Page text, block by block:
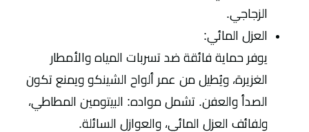
الزجاجي.
العزل المائي:
يوفر حماية فائقة ضد تسربات المياه والأمطار
الغزيرة، ويُطيل من عمر ألواح الشينكو ويمنع تكون
الصدأ والعفن. تشمل مواده: البيتومين المطاطي،
ولفائف العزل المائي، والعوازل السائلة.